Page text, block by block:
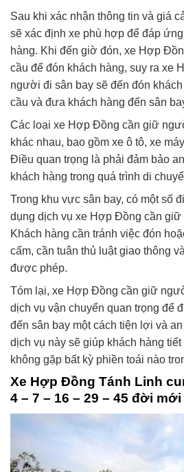
Sau khi xác nhận thông tin và giá
sẽ xác định xe phù hợp để đáp
hàng. Khi đến giờ đón, xe Hợp
cầu để đón khách hàng, suy ra xe
người đi sân bay sẽ đến đón
cầu và đưa khách hàng đến sân
Các loại xe Hợp Đồng cần giữ
khác nhau, bao gồm xe ô tô, xe
Điều quan trọng là phải đảm bảo
khách hàng trong quá trình di
Trong khu vực sân bay, có một số
dụng dịch vụ xe Hợp Đồng cần
Khách hàng cần tránh việc đón
cấm, cần tuân thủ luật giao thông
được phép.
Tóm lại, xe Hợp Đồng cần giữ
dịch vụ vận chuyển quan trọng để
đến sân bay một cách tiện lợi và
dịch vụ này sẽ giúp khách hàng
không gặp bất kỳ phiền toái nào
Xe Hợp Đồng Tánh Linh
4 – 7 – 16 – 29 – 45 đời mới